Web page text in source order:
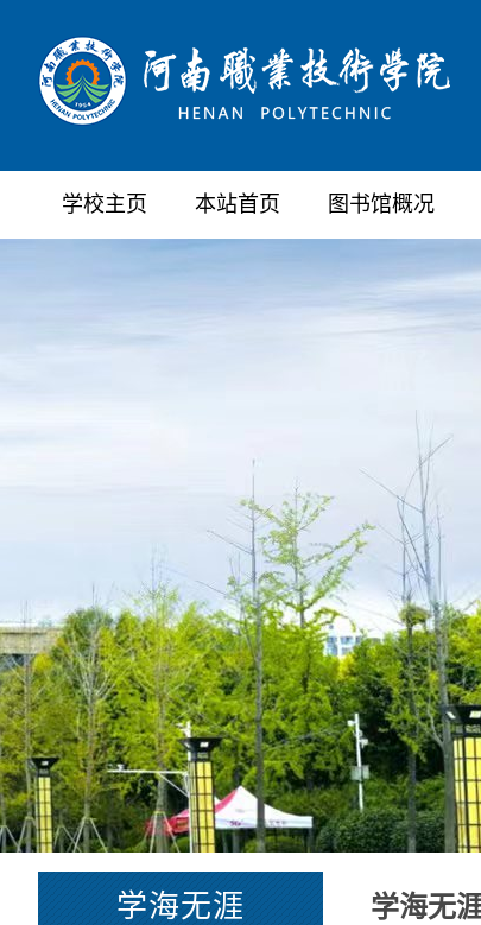
学校主页 本站首页 图书馆概况
学海无涯 学海无